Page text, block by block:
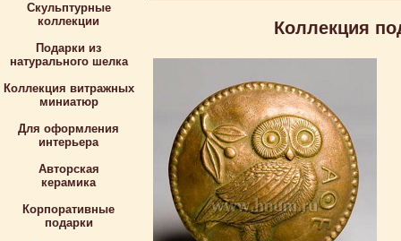
Скульптурные
коллекции
Подарки из
натурального шелка
Коллекция витражных
миниатюр
Для оформления
интерьера
Авторская
керамика
Корпоративные
подарки
Коллекция